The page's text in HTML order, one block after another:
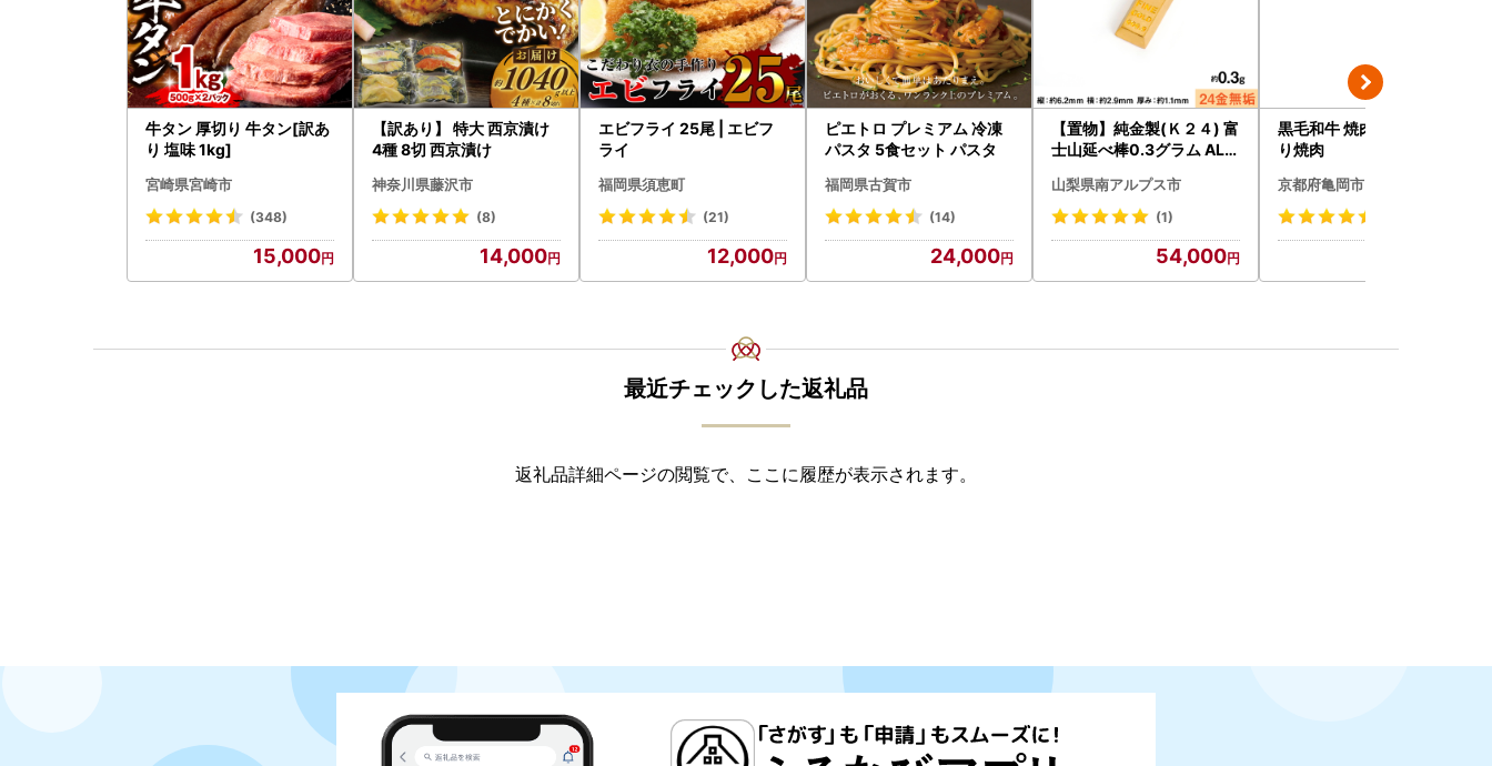
牛タン 厚切り 牛タン[訳あ
り 塩味 1kg]
宮崎県宮崎市
(348)
15,000
【訳あり】 特大 西京漬け
4種 8切 西京漬け
神奈川県藤沢市
(8)
14,000
エビフライ 25尾 | エビフ
ライ
福岡県須恵町
(21)
12,000
ピエトロ プレミアム 冷凍
パスタ 5食セット パスタ
福岡県古賀市
(14)
24,000
【置物】純金製(Ｋ２４) 富
士山延べ棒0.3グラム ALP
山梨県南アルプス市
(1)
54,000
黒毛和牛 焼肉用1.2kg 訳あ
り焼肉
京都府亀岡市
最近チェックした返礼品
返礼品詳細ページの閲覧で、ここに履歴が表示されます。